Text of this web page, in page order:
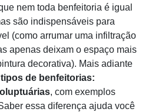
nem toda benfeitoria é igual
são indispensáveis para
(como arrumar uma infiltração
apenas deixam o espaço mais
decorativa). Mais adiante
de benfeitorias:
, com exemplos
essa diferença ajuda você